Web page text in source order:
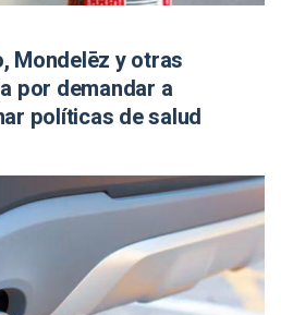
Mondelēz y otras
por demandar a
políticas de salud